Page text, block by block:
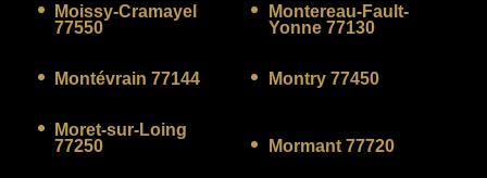
Moissy-Cramayel
77550
Montereau-Fault-
Yonne 77130
Montévrain 77144 Montry 77450
Moret-sur-Loing
77250
Mormant 77720